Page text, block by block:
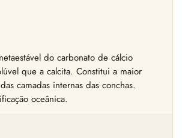
do carbonato de cálcio
que a calcita. Constitui a maior
camadas internas das conchas.
oceânica.